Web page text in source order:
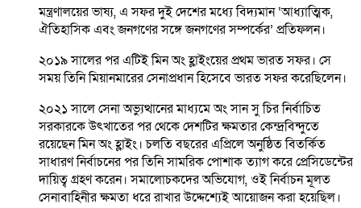
মন্ত্রণালয়ের ভাষ্য, এ সফর দুই দেশের মধ্যে বিদ্যমান ‘আধ্যাত্মিক,
ঐতিহাসিক এবং জনগণের সঙ্গে জনগণের সম্পর্কের’ প্রতিফলন।
২০১৯ সালের পর এটিই মিন অং হ্লাইংয়ের প্রথম ভারত সফর। সে
সময় তিনি মিয়ানমারের সেনাপ্রধান হিসেবে ভারত সফর করেছিলেন।
২০২১ সালে সেনা অভ্যুত্থানের মাধ্যমে অং সান সু চির নির্বাচিত
সরকারকে উৎখাতের পর থেকে দেশটির ক্ষমতার কেন্দ্রবিন্দুতে
রয়েছেন মিন অং হ্লাইং। চলতি বছরের এপ্রিলে অনুষ্ঠিত বিতর্কিত
সাধারণ নির্বাচনের পর তিনি সামরিক পোশাক ত্যাগ করে প্রেসিডেন্টের
দায়িত্ব গ্রহণ করেন। সমালোচকদের অভিযোগ, ওই নির্বাচন মূলত
সেনাবাহিনীর ক্ষমতা ধরে রাখার উদ্দেশ্যেই আয়োজন করা হয়েছিল।